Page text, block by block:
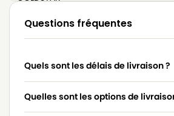
LG-
LG-GOLDSTAR 4200
GOLDSTAR
LG-GOLDSTAR 5000
LG-
GOLDSTAR
LG-GOLDSTAR BASIC
Questions fréquentes
Quels sont les délais de livraison ?
Quelles sont les options de